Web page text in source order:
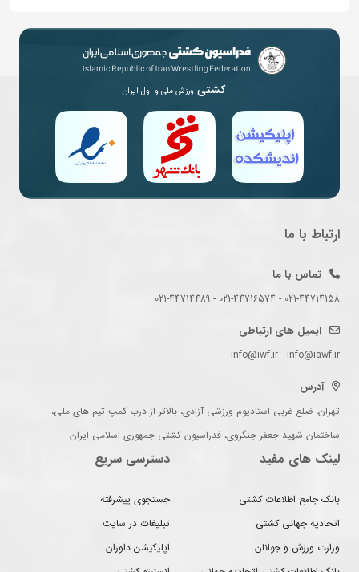
کشتی ورزش ملی و اول ایران
ارتباط با ما
تماس با ما
021-44714158 - 021-44716574 - 021-44714489
ایمیل های ارتباطی
info@iwf.ir - info@iawf.ir
آدرس
تهران، ضلع غربی استادیوم ورزشی آزادی، بالاتر از درب کمپ تیم های ملی،
ساختمان شهید جعفر جنگروی، فدراسیون کشتی جمهوری اسلامی ایران
لینک های مفید
بانک جامع اطلاعات کشتی
اتحادیه جهانی کشتی
وزارت ورزش و جوانان
دسترسی سریع
جستجوی پیشرفته
تبلیغات در سایت
اپلیکیشن داوران